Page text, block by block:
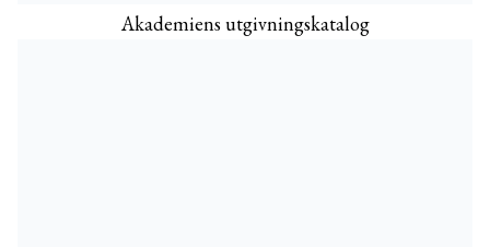
Akademiens utgivningskatalog